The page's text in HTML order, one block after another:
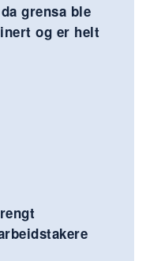
grensa ble
og er helt